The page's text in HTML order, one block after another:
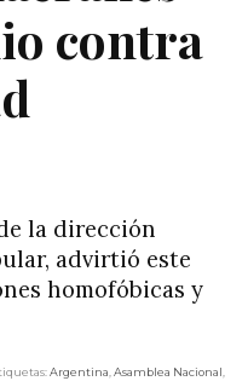
contra
la dirección
advirtió este
homofóbicas y
Argentina,Asamblea Nacional,